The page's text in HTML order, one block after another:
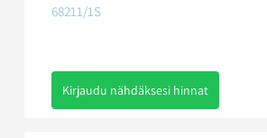
68211/1S
Kirjaudu nähdäksesi hinnat